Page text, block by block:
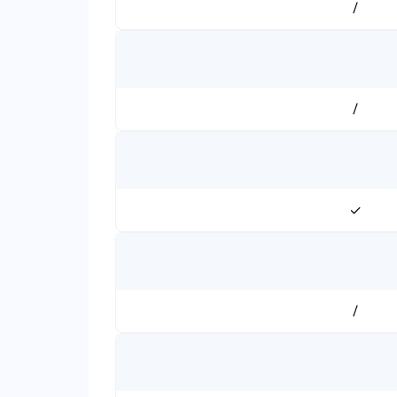
/
/
✓
/